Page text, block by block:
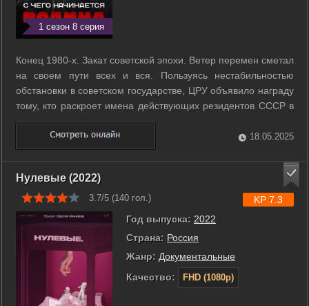
1 сезон 8 серия
Конец 1980-х. Закат советской эпохи. Ветер перемен сметал
на своем пути всех и вся. Пользуясь нестабильностью
обстановки в советском государстве, ЦРУ объявило награду
тому, кто раскроет имена действующих резидентов СССР в
западных странах. Предателю пообещали миллион
долларов и политическое убежище за границей. Первое и
Второе управления КГБ ...
18.05.2025
Нулевые (2022)
3.7/5 (140 гол.)
Год выпуска: 2022
Страна: Россия
Жанр: Документальные
Качество:
FHD (1080p)
KP 7.3